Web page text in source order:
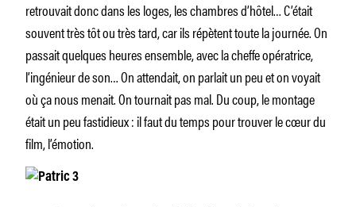
retrouvait donc dans les loges, les chambres d’hôtel… C’était
souvent très tôt ou très tard, car ils répètent toute la journée. On
passait quelques heures ensemble, avec la cheffe opératrice,
l’ingénieur de son… On attendait, on parlait un peu et on voyait
où ça nous menait. On tournait pas mal. Du coup, le montage
était un peu fastidieux : il faut du temps pour trouver le cœur du
film, l’émotion.